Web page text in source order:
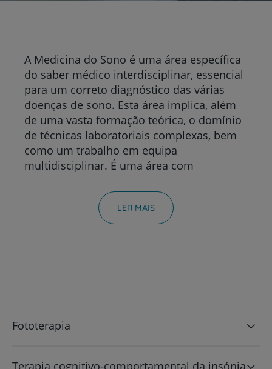
A Medicina do Sono é uma área específica
do saber médico interdisciplinar, essencial
para um correto diagnóstico das várias
doenças de sono. Esta área implica, além
de uma vasta formação teórica, o domínio
de técnicas laboratoriais complexas, bem
como um trabalho em equipa
multidisciplinar. É uma área com
reconhecimento recente em Portugal,
tendo merecido a criação, por parte da
Ordem dos Médicos, de uma competência
teorias. É consensual que tem funções de
Durante o sono são eliminados agentes
LER MAIS
Fototerapia
Terapia cognitivo-comportamental da insónia